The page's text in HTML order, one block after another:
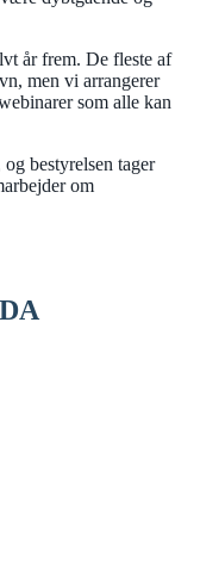
år frem. De fleste af
men vi arrangerer
som alle kan
bestyrelsen tager
om